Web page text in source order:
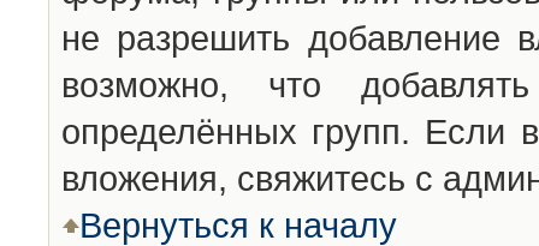
не разрешить добавление
возможно, что
определённых групп. Если
вложения, свяжитесь с
Вернуться к началу